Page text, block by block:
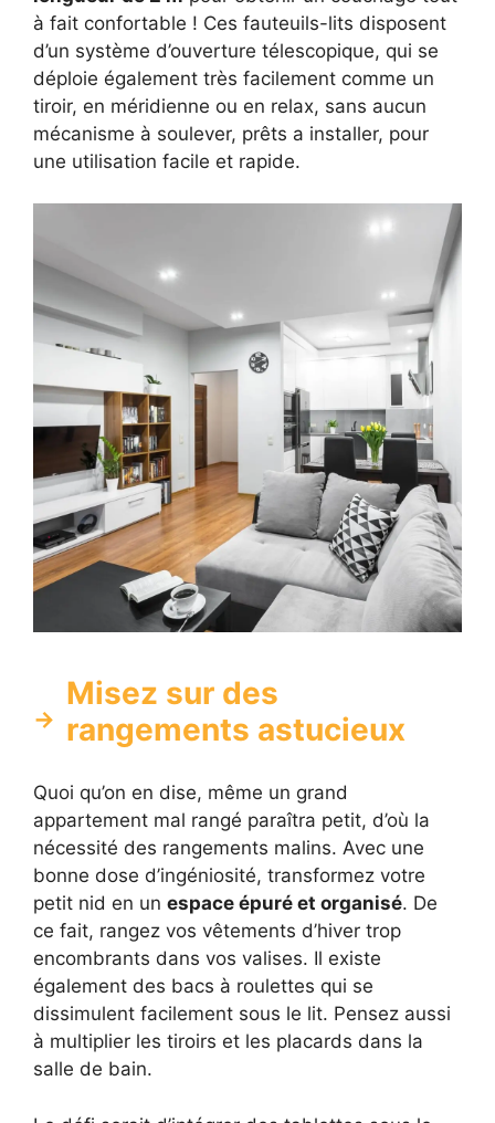
à fait confortable ! Ces fauteuils-lits disposent
d’un système d’ouverture télescopique, qui se
déploie également très facilement comme un
tiroir, en méridienne ou en relax, sans aucun
mécanisme à soulever, prêts a installer, pour
une utilisation facile et rapide.
Misez sur des
rangements astucieux
Quoi qu’on en dise, même un grand
appartement mal rangé paraîtra petit, d’où la
nécessité des rangements malins. Avec une
bonne dose d’ingéniosité, transformez votre
petit nid en un espace épuré et organisé. De
ce fait, rangez vos vêtements d’hiver trop
encombrants dans vos valises. Il existe
également des bacs à roulettes qui se
dissimulent facilement sous le lit. Pensez aussi
à multiplier les tiroirs et les placards dans la
salle de bain.